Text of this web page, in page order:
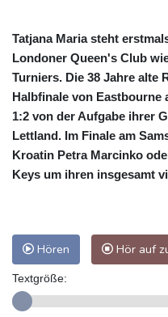
Tatjana Maria steht
Londoner Queen's Club
Turniers. Die 38 Jahre alte
Halbfinale von Eastbourne
1:2 von der Aufgabe ihrer
Lettland. Im Finale am
Kroatin Petra Marcinko
Keys um ihren insgesamt
Hören Hör auf
Textgröße: